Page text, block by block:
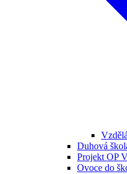
Duhová
Projekt OP
Ovoce do